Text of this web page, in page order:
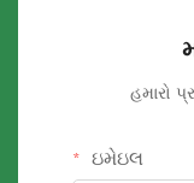
હમારો
ઇમેઇલ